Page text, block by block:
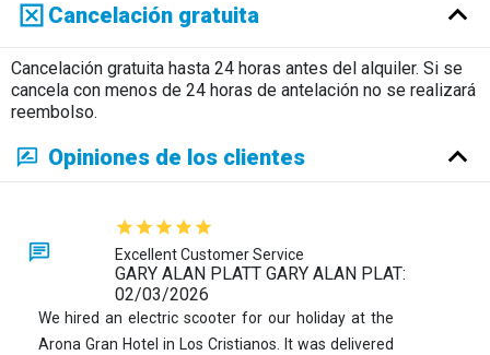
Cancelación gratuita
Cancelación gratuita hasta 24 horas antes del alquiler. Si se
cancela con menos de 24 horas de antelación no se realizará
reembolso.
Opiniones de los clientes
Excellent Customer Service
GARY ALAN PLATT GARY ALAN PLAT:
02/03/2026
We hired an electric scooter for our holiday at the
Arona Gran Hotel in Los Cristianos. It was delivered